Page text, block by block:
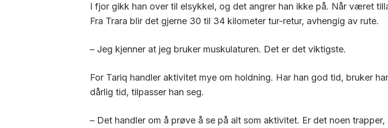
I fjor gikk han over til elsykkel, og det angrer han ikke på. Når været
Fra Trara blir det gjerne 30 til 34 kilometer tur-retur, avhengig av rute.
– Jeg kjenner at jeg bruker muskulaturen. Det er det viktigste.
For Tariq handler aktivitet mye om holdning. Har han god tid, bruker
dårlig tid, tilpasser han seg.
– Det handler om å prøve å se på alt som aktivitet. Er det noen trapper,